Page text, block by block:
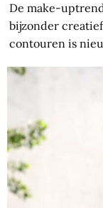
De make-
bijzonder
contouren is